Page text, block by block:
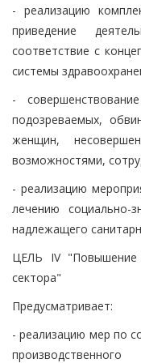
- реализацию
приведение
соответствие с
системы
-
подозреваемых,
женщин,
возможностями,
- реализацию
лечению социально-
надлежащего
ЦЕЛЬ IV "Повышение
сектора"
Предусматривает:
- реализацию мер по